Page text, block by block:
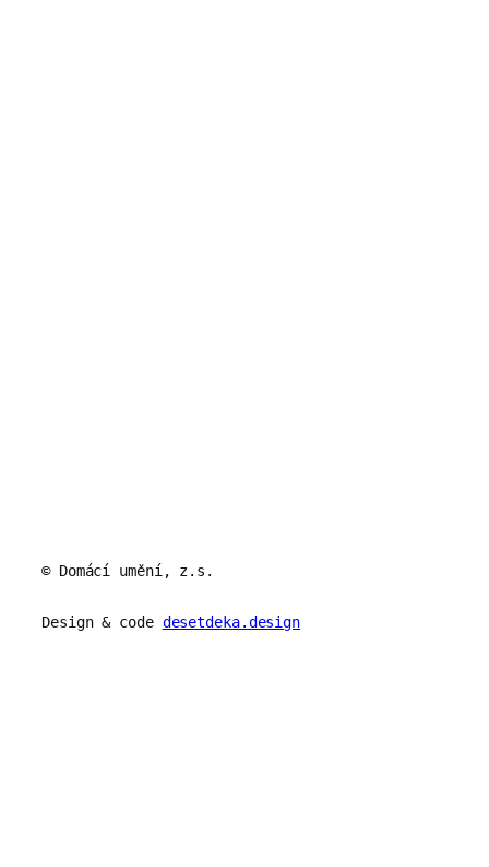
© Domácí umění, z.s.
Design & code desetdeka.design